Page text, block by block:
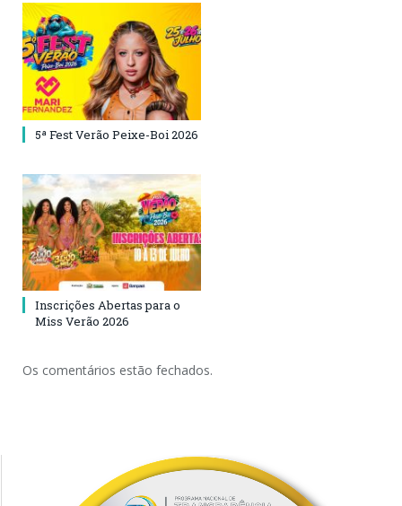
5ª Fest Verão Peixe-Boi 2026
Inscrições Abertas para o
Miss Verão 2026
Os comentários estão fechados.